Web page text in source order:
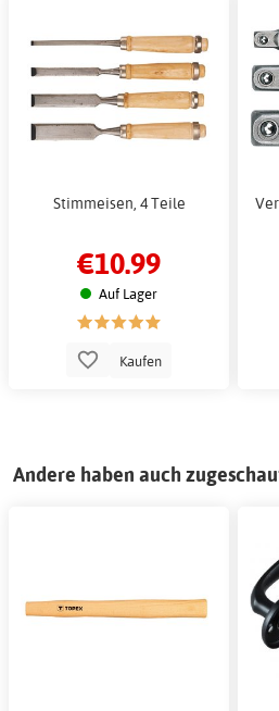
Stimmeisen, 4 Teile
€10.99
Auf Lager
Kaufen
Andere haben auch